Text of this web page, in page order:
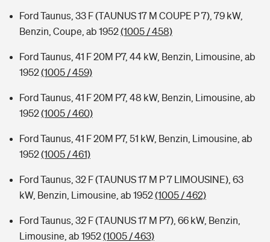
Ford Taunus, 33 F (TAUNUS 17 M COUPE P 7), 79 kW,
Benzin, Coupe, ab 1952(1005 / 458)
Ford Taunus, 41 F 20M P7, 44 kW, Benzin, Limousine, ab
1952(1005 / 459)
Ford Taunus, 41 F 20M P7, 48 kW, Benzin, Limousine, ab
1952(1005 / 460)
Ford Taunus, 41 F 20M P7, 51 kW, Benzin, Limousine, ab
1952(1005 / 461)
Ford Taunus, 32 F (TAUNUS 17 M P 7 LIMOUSINE), 63
kW, Benzin, Limousine, ab 1952(1005 / 462)
Ford Taunus, 32 F (TAUNUS 17 M P7), 66 kW, Benzin,
Limousine, ab 1952(1005 / 463)